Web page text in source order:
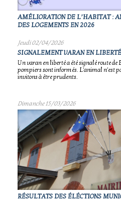
AMÉLIORATION DE L’HABITAT :
DES LOGEMENTS EN 2026
Jeudi 02/04/2026
SIGNALEMENT VARAN EN LIBERTÉ
Un varan en liberté a été signalé route de
pompiers sont informés. L'animal n'est
invitons à être prudents.
Dimanche 15/03/2026
RÉSULTATS DES ÉLÉCTIONS